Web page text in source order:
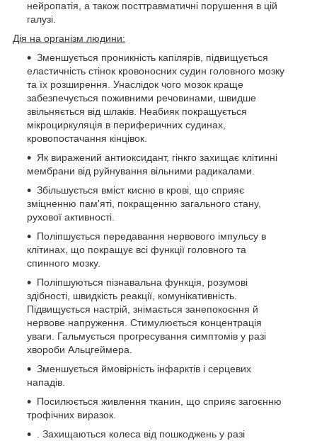
нейропатія, а також посттравматичні порушення в цій
галузі.
Дія на організм людини:
Зменшується проникність капілярів, підвищується
еластичність стінок кровоносних судин головного мозку
та їх розширення. Унаслідок чого мозок краще
забезпечується поживними речовинами, швидше
звільняється від шлаків. Неабияк покращується
мікроциркуляція в периферичних судинах,
кровопостачання кінцівок.
Як виражений антиоксидант, гінкго захищає клітинні
мембрани від руйнування вільними радикалами.
Збільшується вміст кисню в крові, що сприяє
зміцненню пам'яті, покращенню загального стану,
рухової активності.
Поліпшується передавання нервового імпульсу в
клітинах, що покращує всі функції головного та
спинного мозку.
Поліпшуються пізнавальна функція, розумові
здібності, швидкість реакції, комунікативність.
Підвищується настрій, знімається занепокоєння й
нервове напруження. Стимулюється концентрація
уваги. Гальмується прогресування симптомів у разі
хвороби Альцгеймера.
Зменшується ймовірність інфарктів і серцевих
нападів.
Посилюється живлення тканин, що сприяє загоєнню
трофічних виразок.
. Захищаються колеса від пошкоджень у разі